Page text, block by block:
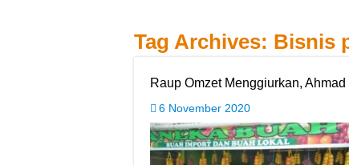
Tag Archives: Bisnis
Raup Omzet Menggiurkan,
6 November 2020